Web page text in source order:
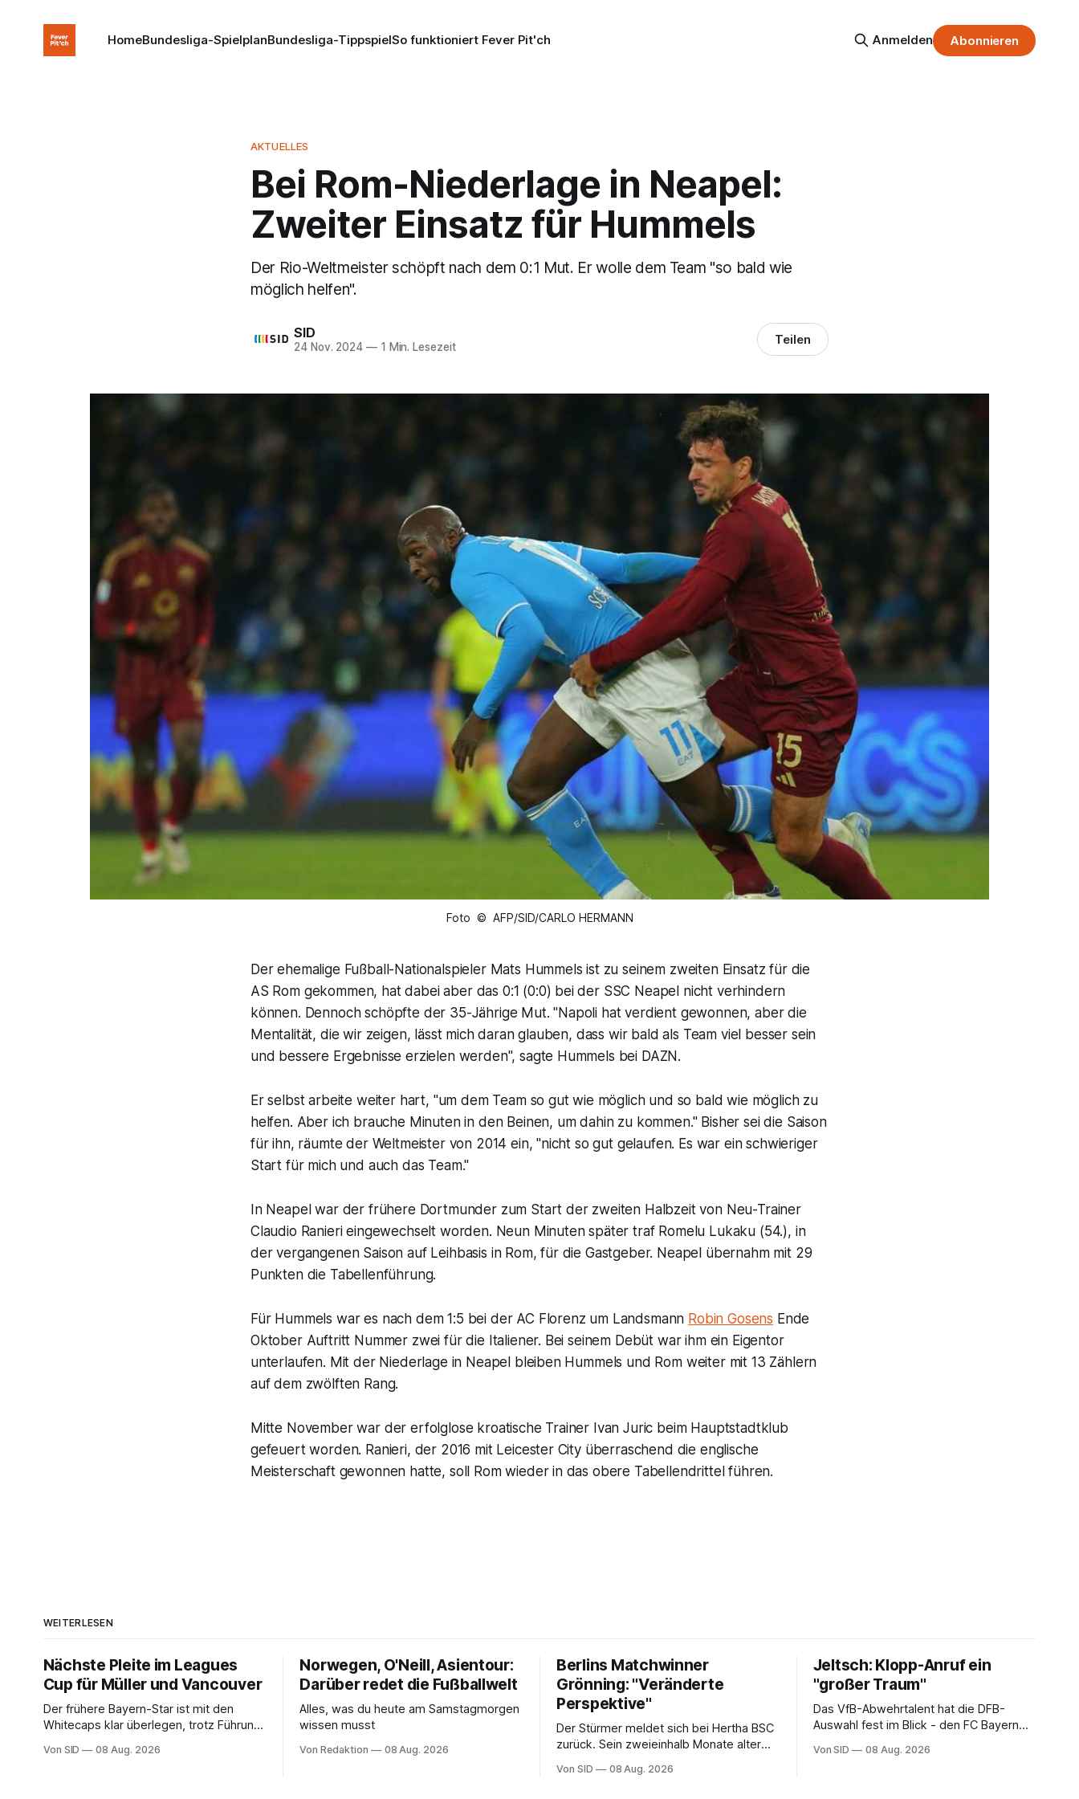
HomeBundesliga-SpielplanBundesliga-TippspielSo funktioniert Fever Pit'ch Anmelden Abonnieren
AKTUELLES
Bei Rom-Niederlage in Neapel:
Zweiter Einsatz für Hummels
Der Rio-Weltmeister schöpft nach dem 0:1 Mut. Er wolle dem Team "so bald wie
möglich helfen".
SID
24 Nov. 2024 —1 Min. Lesezeit Teilen
Foto © AFP/SID/CARLO HERMANN
Der ehemalige Fußball-Nationalspieler Mats Hummels ist zu seinem zweiten Einsatz für die
AS Rom gekommen, hat dabei aber das 0:1 (0:0) bei der SSC Neapel nicht verhindern
können. Dennoch schöpfte der 35-Jährige Mut. "Napoli hat verdient gewonnen, aber die
Mentalität, die wir zeigen, lässt mich daran glauben, dass wir bald als Team viel besser sein
und bessere Ergebnisse erzielen werden", sagte Hummels bei DAZN.
Er selbst arbeite weiter hart, "um dem Team so gut wie möglich und so bald wie möglich zu
helfen. Aber ich brauche Minuten in den Beinen, um dahin zu kommen." Bisher sei die Saison
für ihn, räumte der Weltmeister von 2014 ein, "nicht so gut gelaufen. Es war ein schwieriger
Start für mich und auch das Team."
In Neapel war der frühere Dortmunder zum Start der zweiten Halbzeit von Neu-Trainer
Claudio Ranieri eingewechselt worden. Neun Minuten später traf Romelu Lukaku (54.), in
der vergangenen Saison auf Leihbasis in Rom, für die Gastgeber. Neapel übernahm mit 29
Punkten die Tabellenführung.
Für Hummels war es nach dem 1:5 bei der AC Florenz um Landsmann Robin Gosens Ende
Oktober Auftritt Nummer zwei für die Italiener. Bei seinem Debüt war ihm ein Eigentor
unterlaufen. Mit der Niederlage in Neapel bleiben Hummels und Rom weiter mit 13 Zählern
auf dem zwölften Rang.
Mitte November war der erfolglose kroatische Trainer Ivan Juric beim Hauptstadtklub
gefeuert worden. Ranieri, der 2016 mit Leicester City überraschend die englische
Meisterschaft gewonnen hatte, soll Rom wieder in das obere Tabellendrittel führen.
WEITERLESEN
Nächste Pleite im Leagues
Cup für Müller und Vancouver
Der frühere Bayern-Star ist mit den
Whitecaps klar überlegen, trotz Führung
Punkte.
Von SID 08 Aug. 2026
Norwegen, O'Neill, Asientour:
Darüber redet die Fußballwelt
Alles, was du heute am Samstagmorgen
wissen musst
Von Redaktion 08 Aug. 2026
Berlins Matchwinner
Grönning: "Veränderte
Perspektive"
Der Stürmer meldet sich bei Hertha BSC
zurück. Sein zweieinhalb Monate alter
Von SID 08 Aug. 2026
Jeltsch: Klopp-Anruf ein
"großer Traum"
Das VfB-Abwehrtalent hat die DFB-
Auswahl fest im Blick - den FC Bayern
Von SID 08 Aug. 2026